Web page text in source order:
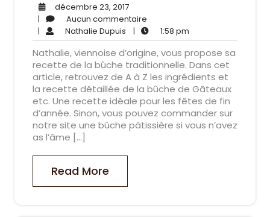
décembre 23, 2017décembre
23,
2017
| Aucun commentaire
commentaire
| Nathalie Dupuis Nathalie
Dupuis
| 1:58 pm
pm
Nathalie, viennoise d’origine, vous propose sa
recette de la bûche traditionnelle. Dans cet
article, retrouvez de A à Z les ingrédients et
la recette détaillée de la bûche de Gâteaux
etc. Une recette idéale pour les fêtes de fin
d’année. Sinon, vous pouvez commander sur
notre site une bûche pâtissière si vous n’avez
as l’âme […]
Read More